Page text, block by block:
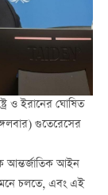
ও ইরানের ঘোষিত
গুতেরেসের
আন্তর্জাতিক আইন
চলতে, এবং এই